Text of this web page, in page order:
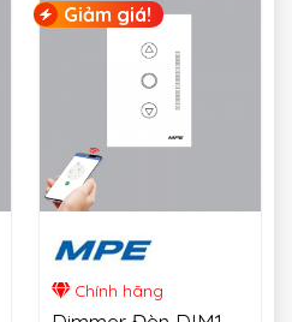
Giảm giá!
Chính hãng